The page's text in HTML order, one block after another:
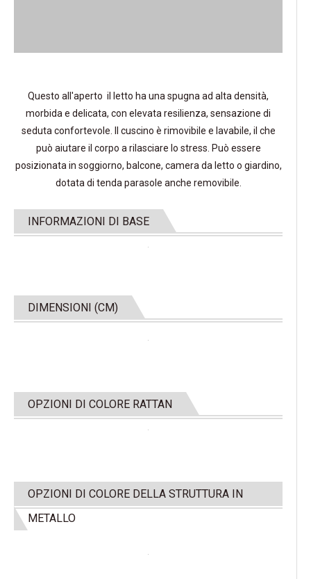
Questo all'aperto il letto ha una spugna ad alta densità,
morbida e delicata, con elevata resilienza, sensazione di
seduta confortevole. Il cuscino è rimovibile e lavabile, il che
può aiutare il corpo a rilasciare lo stress. Può essere
posizionata in soggiorno, balcone, camera da letto o giardino,
dotata di tenda parasole anche removibile.
INFORMAZIONI DI BASE
DIMENSIONI (CM)
OPZIONI DI COLORE RATTAN
OPZIONI DI COLORE DELLA STRUTTURA IN
METALLO